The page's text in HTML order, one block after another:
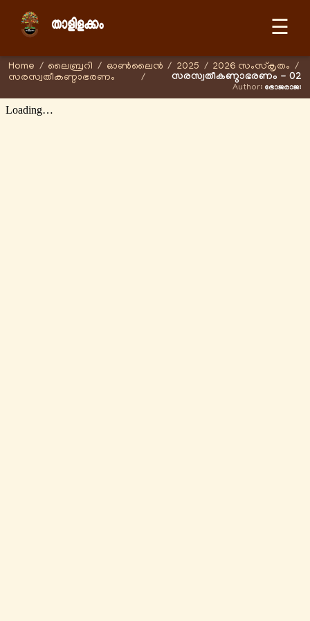
☰
Home / ലൈബ്രറി / ഓണ്‍ലൈന്‍ / 2025 / 2026 സംസ്കൃതം /
സരസ്വതീകണ്ഠാഭരണം
/ സരസ്വതീകണ്ഠാഭരണം - 02
Author: ഭോജരാജഃ